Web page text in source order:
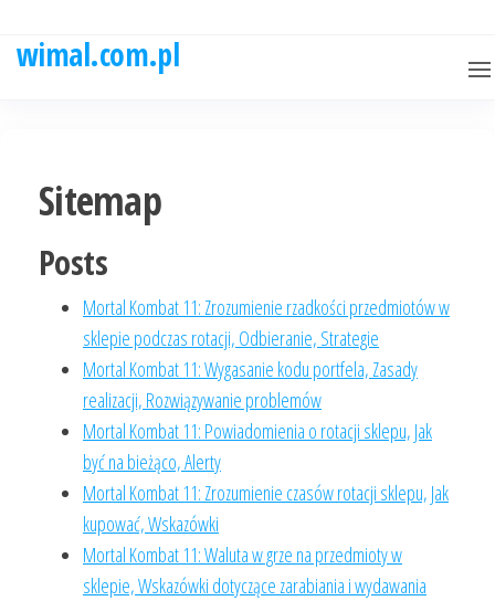
wimal.com.pl
Sitemap
Posts
Mortal Kombat 11: Zrozumienie rzadkości przedmiotów w
sklepie podczas rotacji, Odbieranie, Strategie
Mortal Kombat 11: Wygasanie kodu portfela, Zasady
realizacji, Rozwiązywanie problemów
Mortal Kombat 11: Powiadomienia o rotacji sklepu, Jak
być na bieżąco, Alerty
Mortal Kombat 11: Zrozumienie czasów rotacji sklepu, Jak
kupować, Wskazówki
Mortal Kombat 11: Waluta w grze na przedmioty w
sklepie, Wskazówki dotyczące zarabiania i wydawania